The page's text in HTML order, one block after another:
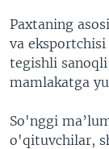
Paxtaning
va
tegishli
mamlakatga
So'nggi
o'qituvchilar,